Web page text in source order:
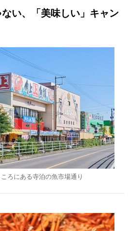
い、「美味しい」キャン
ろにある寺泊の魚市場通り